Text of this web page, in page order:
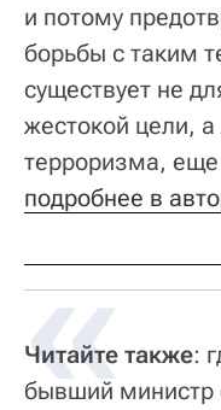
и потому
борьбы с таким
существует не
жестокой цели,
терроризма,
подробнее в
Читайте также:
бывший министр